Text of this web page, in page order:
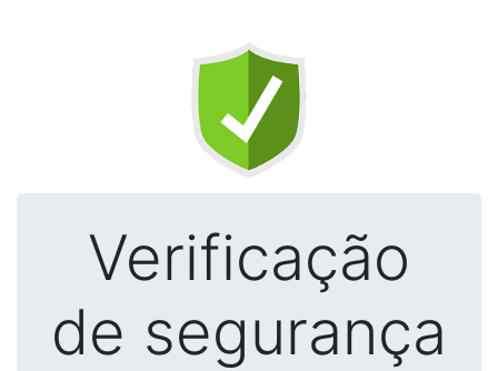
Verificação
de segurança